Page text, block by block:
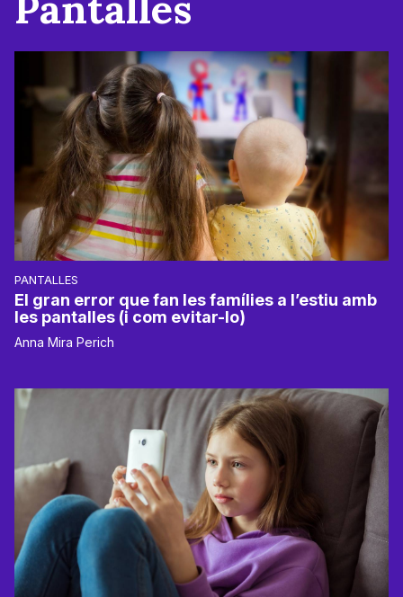
PANTALLES
El gran error que fan les famílies a l’estiu amb
les pantalles (i com evitar-lo)
Anna Mira Perich